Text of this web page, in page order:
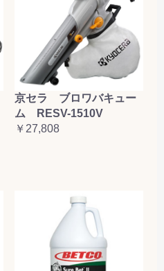
京セラ ブロワバキュー
ム RESV-1510V
￥27,808